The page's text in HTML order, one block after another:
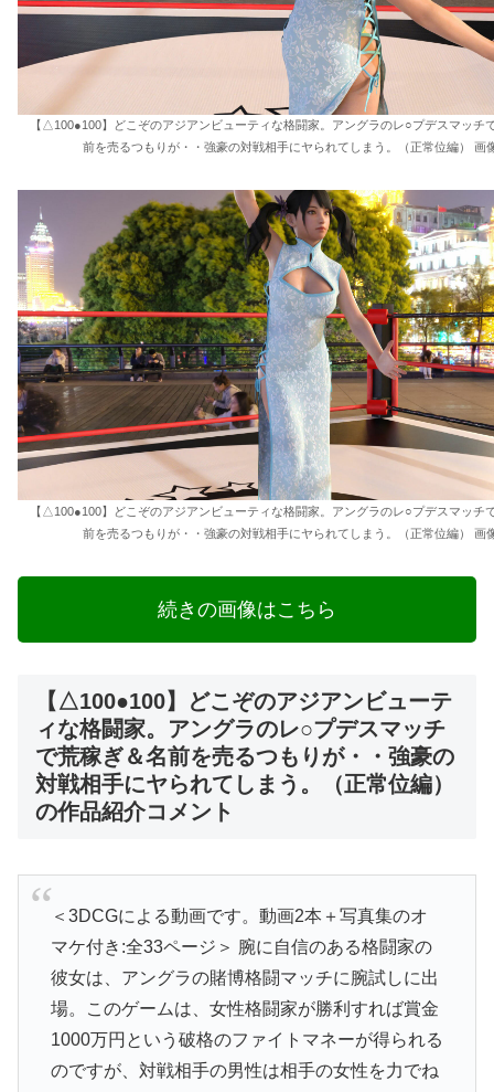
【△100●100】どこぞのアジアンビューティな格闘家。アングラのレ○プデスマッチ
前を売るつもりが・・強豪の対戦相手にヤられてしまう。（正常位編） 画
【△100●100】どこぞのアジアンビューティな格闘家。アングラのレ○プデスマッチ
前を売るつもりが・・強豪の対戦相手にヤられてしまう。（正常位編） 画
続きの画像はこちら
【△100●100】どこぞのアジアンビューテ
ィな格闘家。アングラのレ○プデスマッチ
で荒稼ぎ＆名前を売るつもりが・・強豪の
対戦相手にヤられてしまう。（正常位編）
の作品紹介コメント
＜3DCGによる動画です。動画2本＋写真集のオ
マケ付き:全33ページ＞ 腕に自信のある格闘家の
彼女は、アングラの賭博格闘マッチに腕試しに出
場。このゲームは、女性格闘家が勝利すれば賞金
1000万円という破格のファイトマネーが得られる
のですが、対戦相手の男性は相手の女性を力でね